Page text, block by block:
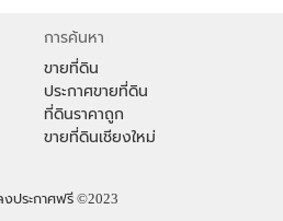
การค้นหา
ขายที่ดิน
ประกาศขายที่ดิน
ที่ดินราคาถูก
ขายที่ดินเชียงใหม่
งประกาศฟรี©2023